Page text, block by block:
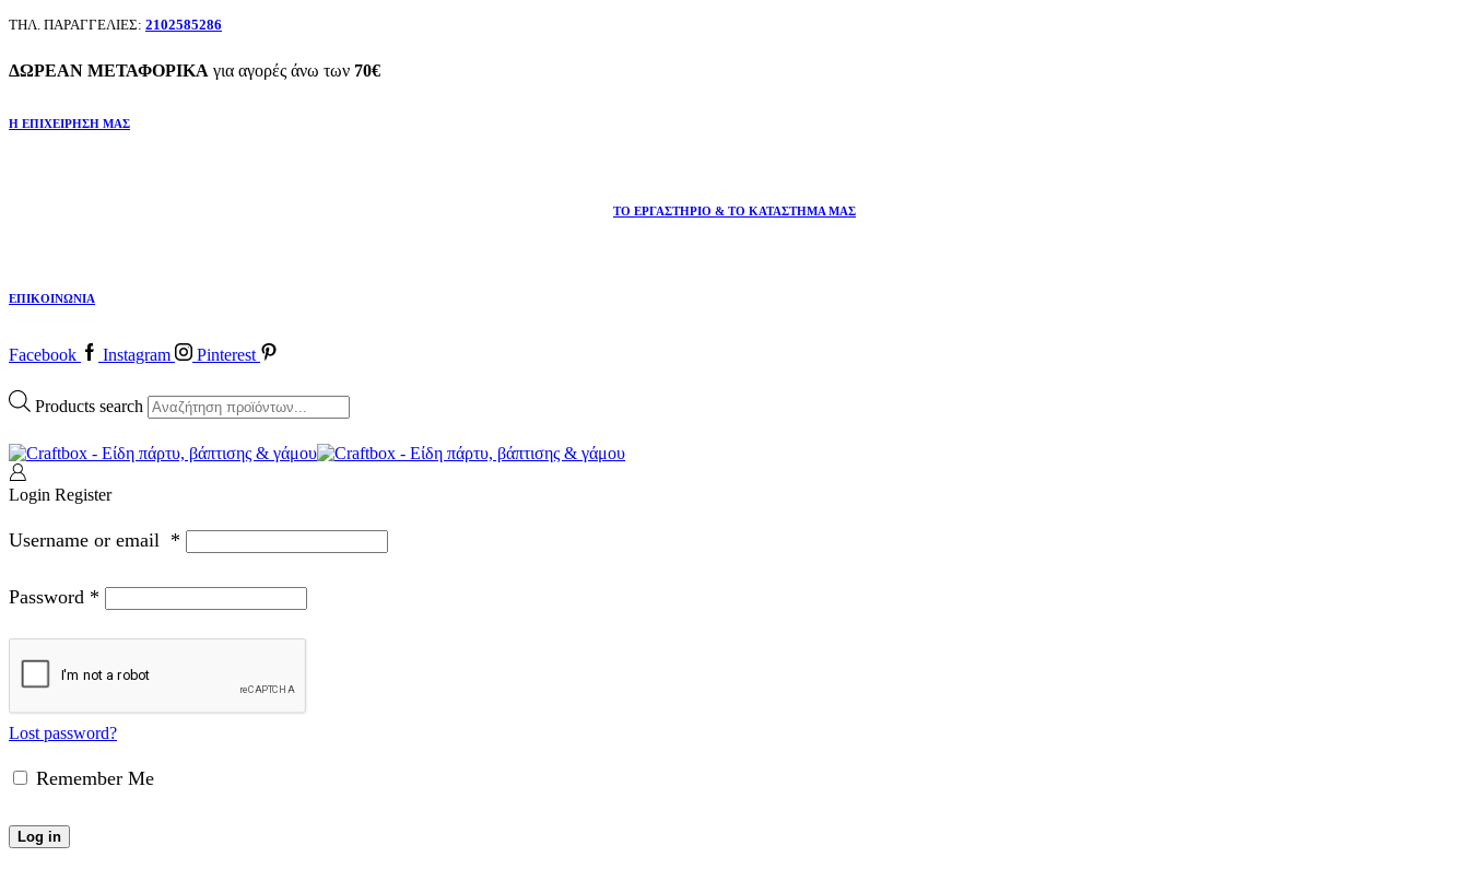
ΤΗΛ. ΠΑΡΑΓΓΕΛΙΕΣ: 2102585286
ΔΩΡΕΑΝ ΜΕΤΑΦΟΡΙΚΑ για αγορές άνω των 70€
Η ΕΠΙΧΕΙΡΗΣΗ ΜΑΣ
ΤΟ ΕΡΓΑΣΤΗΡΙΟ & ΤΟ ΚΑΤΑΣΤΗΜΑ ΜΑΣ
ΕΠΙΚΟΙΝΩΝΙΑ
Facebook Instagram Pinterest
Products search
Login Register
Username or email *
Password *
Lost password?
Remember Me
Log in